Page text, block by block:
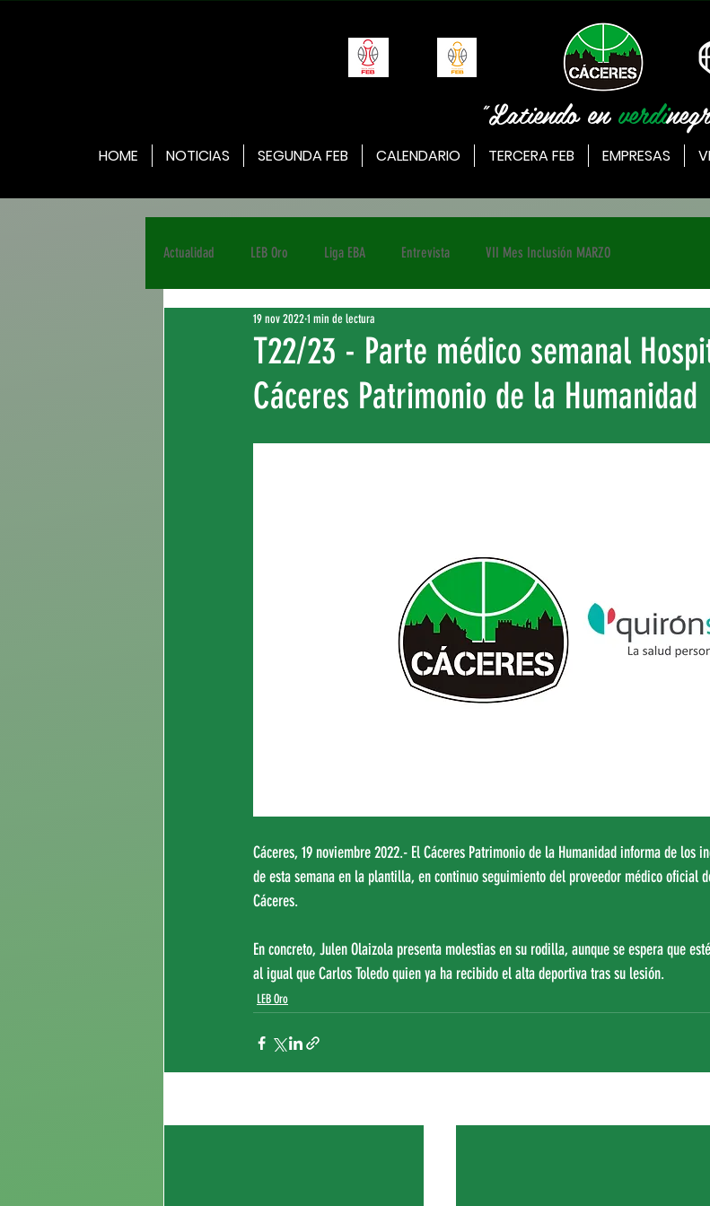
"Latiendo enverdi
HOME NOTICIAS SEGUNDA FEB CALENDARIO TERCERA FEB EMPRESAS
Actualidad LEB Oro Liga EBA Entrevista VII Mes Inclusión MARZO
T22/23 - Parte médico semanal
Cáceres Patrimonio de la Humanidad
19 nov 20221 min de lectura
Cáceres, 19 noviembre 2022.- El Cáceres Patrimonio de la Humanidad informa de los
de esta semana en la plantilla, en continuo seguimiento del proveedor médico oficial
Cáceres.
En concreto, Julen Olaizola presenta molestias en su rodilla, aunque se espera que
al igual que Carlos Toledo quien ya ha recibido el alta deportiva tras su lesión.
LEB Oro